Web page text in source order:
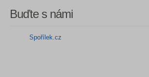
Buďte s námi
Spořílek.cz